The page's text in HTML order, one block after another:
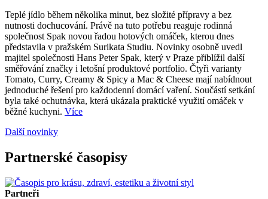
Teplé jídlo během několika minut, bez složité přípravy a bez
nutnosti dochucování. Právě na tuto potřebu reaguje rodinná
společnost Spak novou řadou hotových omáček, kterou dnes
představila v pražském Surikata Studiu. Novinky osobně uvedl
majitel společnosti Hans Peter Spak, který v Praze přiblížil další
směřování značky i letošní produktové portfolio. Čtyři varianty
Tomato, Curry, Creamy & Spicy a Mac & Cheese mají nabídnout
jednoduché řešení pro každodenní domácí vaření. Součástí setkání
byla také ochutnávka, která ukázala praktické využití omáček v
běžné kuchyni. Více
Další novinky
Partnerské časopisy
Partneři